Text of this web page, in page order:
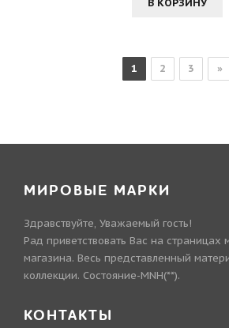
В КОРЗИНУ
1 2 3 »
МИРОВЫЕ МАРКИ
Здравствуйте, Уважаемый гость!
Рад приветствовать Вас на страницах
магазина. Весь представленный
коллекции. Состояние-MNH(**).
КОНТАКТЫ